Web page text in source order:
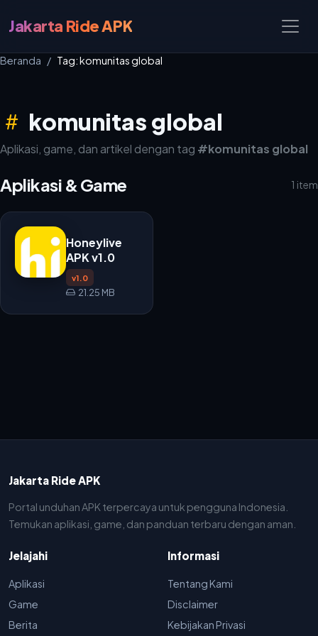
Jakarta Ride APK
Beranda Tag: komunitas global
komunitas global
Aplikasi, game, dan artikel dengan tag #komunitas global
Aplikasi & Game 1 item
Honeylive
APK v1.0
v1.0
21.25 MB
Jakarta Ride APK
Portal unduhan APK terpercaya untuk pengguna Indonesia.
Temukan aplikasi, game, dan panduan terbaru dengan aman.
Jelajahi
Aplikasi
Game
Berita
Informasi
Tentang Kami
Disclaimer
Kebijakan Privasi